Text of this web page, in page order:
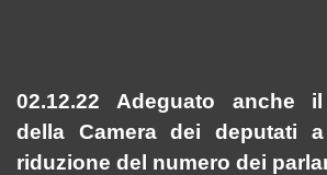
02.12.22 Adeguato anche il
della Camera dei deputati
riduzione del numero dei